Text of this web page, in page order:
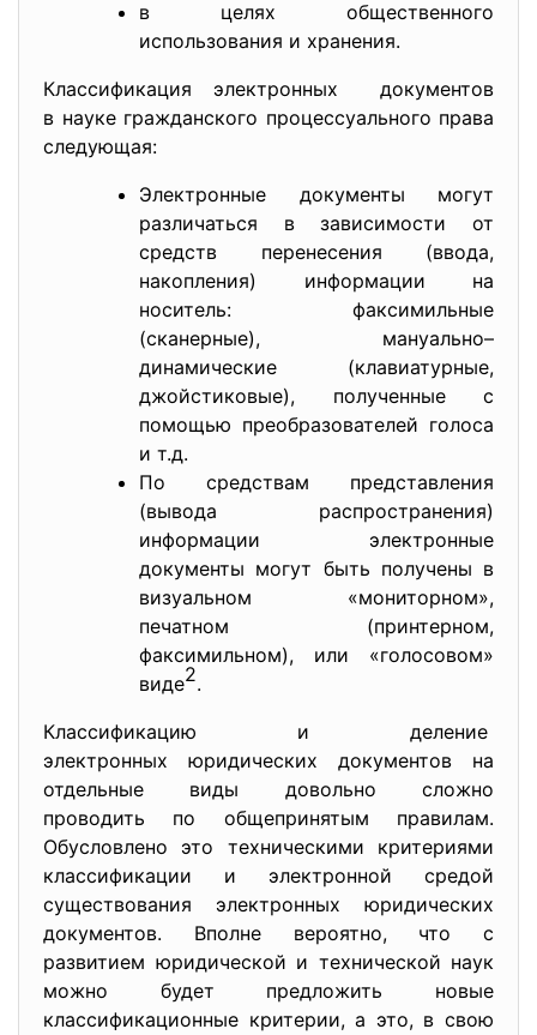
в целях общественного
использования и хранения.
Классификация электронных документов
в науке гражданского процессуального права
следующая:
Электронные документы могут
различаться в зависимости от
средств перенесения (ввода,
накопления) информации на
носитель: факсимильные
(сканерные), мануально–
динамические (клавиатурные,
джойстиковые), полученные с
помощью преобразователей голоса
и т.д.
По средствам представления
(вывода распространения)
информации электронные
документы могут быть получены в
визуальном «мониторном»,
печатном (принтерном,
факсимильном), или «голосовом»
виде2.
Классификацию и деление
электронных юридических документов на
отдельные виды довольно сложно
проводить по общепринятым правилам.
Обусловлено это техническими критериями
классификации и электронной средой
существования электронных юридических
документов. Вполне вероятно, что с
развитием юридической и технической наук
можно будет предложить новые
классификационные критерии, а это, в свою